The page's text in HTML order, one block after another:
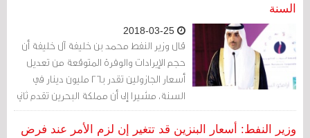
السنة
قال وزير النفط محمد بن خليفة آل خليفة أن
حجم الإيرادات والوفرة المتوقعة من تعديل
أسعار الجازولين تقدر بـ26 مليون دينار في
السنة، مشيرا إلى أن مملكة البحرين تقدم ثاني
أرخص سعرا للجازولين بعد دولة الكويت.
وزير النفط: أسعار البنزين قد تتغير إن لزم الأمر عند فرض